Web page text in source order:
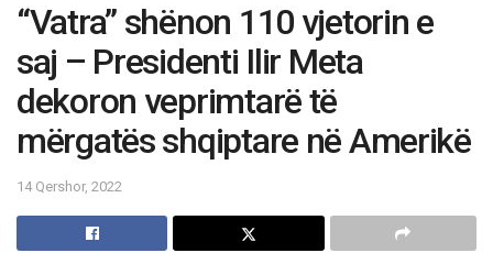
“Vatra” shënon 110 vjetorin e
saj – Presidenti Ilir Meta
dekoron veprimtarë të
mërgatës shqiptare në Amerikë
14 Qershor, 2022